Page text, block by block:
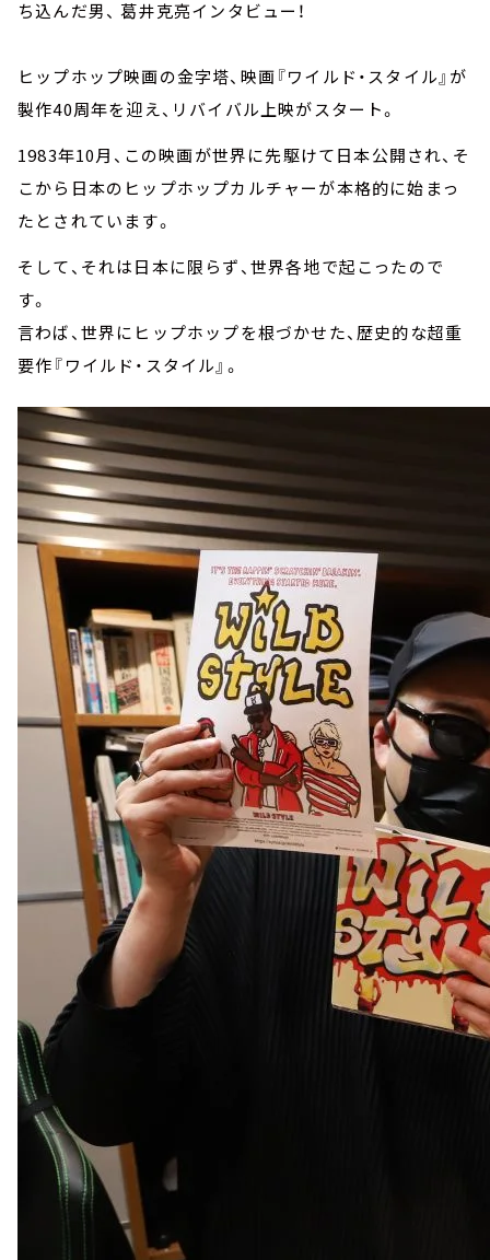
ち込んだ男、 葛井克亮インタビュー！
ヒップホップ映画の金字塔、映画『ワイルド・スタイル』が
製作40周年を迎え、リバイバル上映がスタート。
1983年10月、この映画が世界に先駆けて日本公開され、そ
こから日本のヒップホップカルチャーが本格的に始まっ
たとされています。
そして、それは日本に限らず、世界各地で起こったので
す。
言わば、世界にヒップホップを根づかせた、歴史的な超重
要作『ワイルド・スタイル』。